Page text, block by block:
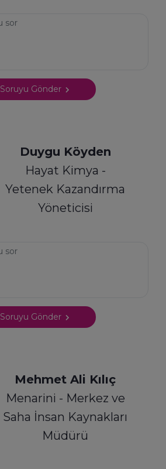
Soruyu Gönder
Duygu Köyden
Hayat Kimya -
Yetenek Kazandırma
Yöneticisi
Soruyu Gönder
Mehmet Ali Kılıç
Menarini - Merkez ve
Saha İnsan Kaynakları
Müdürü